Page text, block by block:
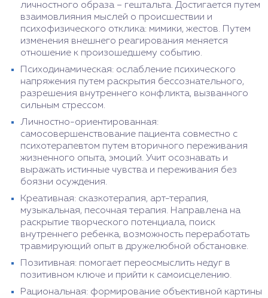
личностного образа – гештальта. Достигается путем
взаимовлияния мыслей о происшествии и
психофизического отклика: мимики, жестов. Путем
изменения внешнего реагирования меняется
отношение к произошедшему событию.
Психодинамическая: ослабление психического
напряжения путем раскрытия бессознательного,
разрешения внутреннего конфликта, вызванного
сильным стрессом.
Личностно-ориентированная:
самосовершенствование пациента совместно с
психотерапевтом путем вторичного переживания
жизненного опыта, эмоций. Учит осознавать и
выражать истинные чувства и переживания без
боязни осуждения.
Креативная: сказкотерапия, арт-терапия,
музыкальная, песочная терапия. Направлена на
раскрытие творческого потенциала, поиск
внутреннего ребенка, возможность переработать
травмирующий опыт в дружелюбной обстановке.
Позитивная: помогает переосмыслить недуг в
позитивном ключе и прийти к самоисцелению.
Рациональная: формирование объективной картины